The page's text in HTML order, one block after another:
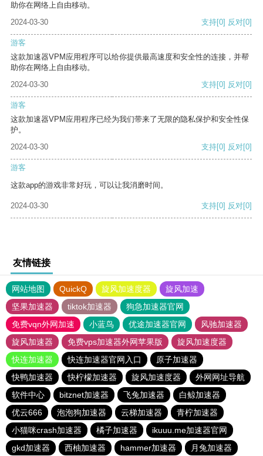
助你在网络上自由移动。
2024-03-30
支持[0] 反对[0]
游客
这款加速器VPM应用程序可以给你提供最高速度和安全性的连接，并帮
助你在网络上自由移动。
2024-03-30
支持[0] 反对[0]
游客
这款加速器VPM应用程序已经为我们带来了无限的隐私保护和安全性保
护。
2024-03-30
支持[0] 反对[0]
游客
这款app的游戏非常好玩，可以让我消磨时间。
2024-03-30 支持[0] 反对[0]
友情链接
网站地图 QuickQ 旋风加速度器
旋风加速
坚果加速器
tiktok加速器
狗急加速器官网
免费vqn外网加速
小蓝鸟 优途加速器官网
风驰加速器
旋风加速器
免费vps加速器外网苹果版
旋风加速度器
快连加速器
快连加速器官网入口
原子加速器
快鸭加速器
快柠檬加速器 旋风加速度器
外网网址导航
软件中心
bitznet加速器 飞兔加速器
白鲸加速器
优云666
泡泡狗加速器 云梯加速器
青柠加速器
小猫咪crash加速器
橘子加速器
ikuuu.me加速器官网
gkd加速器
西柚加速器 hammer加速器 月兔加速器